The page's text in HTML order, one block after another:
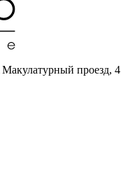
проезд, 4